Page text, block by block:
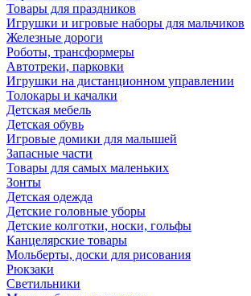
Товары для праздников
Игрушки и игровые наборы для мальчиков
Железные дороги
Роботы, трансформеры
Автотреки, парковки
Игрушки на дистанционном управлении
Толокары и качалки
Детская мебель
Детская обувь
Игровые домики для малышей
Запасные части
Товары для самых маленьких
Зонты
Детская одежда
Детские головные уборы
Детские колготки, носки, гольфы
Канцелярские товары
Мольберты, доски для рисования
Рюкзаки
Светильники